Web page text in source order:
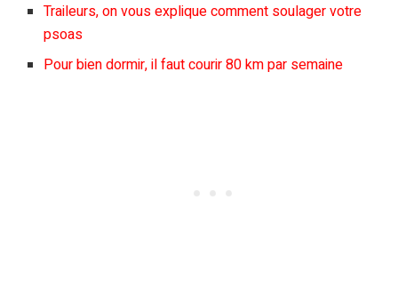
Traileurs, on vous explique comment soulager votre
psoas
Pour bien dormir, il faut courir 80 km par semaine